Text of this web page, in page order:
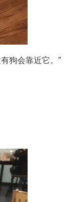
狗会靠近它。”